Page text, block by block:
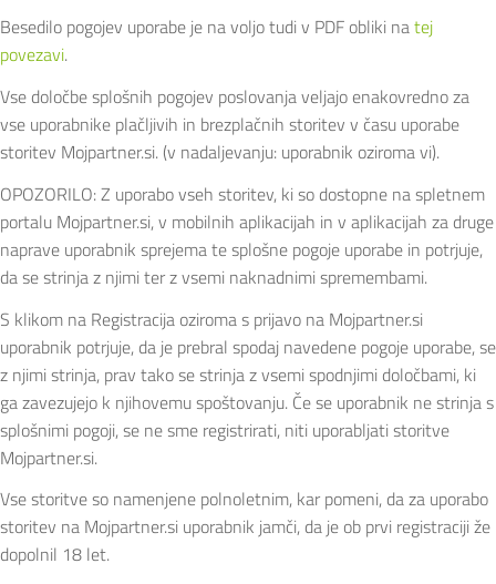
Besedilo pogojev uporabe je na voljo tudi v PDF obliki natej
povezavi.
Vse določbe splošnih pogojev poslovanja veljajo enakovredno za
vse uporabnike plačljivih in brezplačnih storitev v času uporabe
storitev Mojpartner.si. (v nadaljevanju: uporabnik oziroma vi).
OPOZORILO: Z uporabo vseh storitev, ki so dostopne na spletnem
portalu Mojpartner.si, v mobilnih aplikacijah in v aplikacijah za druge
naprave uporabnik sprejema te splošne pogoje uporabe in potrjuje,
da se strinja z njimi ter z vsemi naknadnimi spremembami.
S klikom na Registracija oziroma s prijavo na Mojpartner.si
uporabnik potrjuje, da je prebral spodaj navedene pogoje uporabe, se
z njimi strinja, prav tako se strinja z vsemi spodnjimi določbami, ki
ga zavezujejo k njihovemu spoštovanju. Če se uporabnik ne strinja s
splošnimi pogoji, se ne sme registrirati, niti uporabljati storitve
Mojpartner.si.
Vse storitve so namenjene polnoletnim, kar pomeni, da za uporabo
storitev na Mojpartner.si uporabnik jamči, da je ob prvi registraciji že
dopolnil 18 let.